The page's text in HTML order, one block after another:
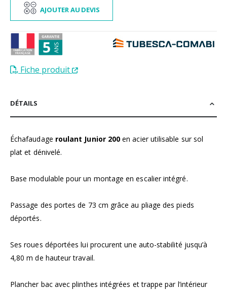
AJOUTER AU DEVIS
Fiche produit
DÉTAILS
Échafaudage roulant Junior 200 en acier utilisable sur sol
plat et dénivelé.
Base modulable pour un montage en escalier intégré.
Passage des portes de 73 cm grâce au pliage des pieds
déportés.
Ses roues déportées lui procurent une auto-stabilité jusqu’à
4,80 m de hauteur travail.
Plancher bac avec plinthes intégrées et trappe par l’intérieur